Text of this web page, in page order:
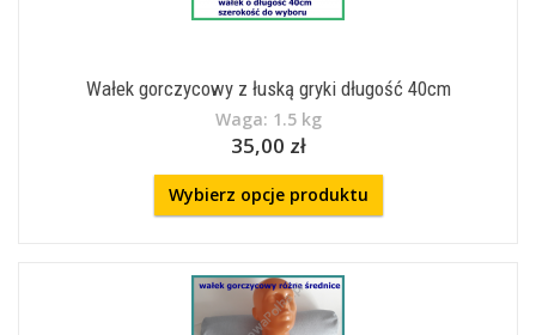
Wałek gorczycowy z łuską gryki długość 40cm
Waga: 1.5 kg
35,00 zł
Wybierz opcje produktu